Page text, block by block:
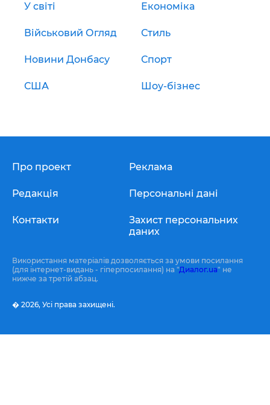
У світі Економіка
Військовий Огляд Стиль
Новини Донбасу Спорт
США Шоу-бізнес
Про проект
Редакція
Контакти
Реклама
Персональні дані
Захист персональних
даних
Використання матеріалів дозволяється за умови посилання
(для інтернет-видань - гіперпосилання) на "Диалог.ua" не
нижче за третій абзац.
� 2026, Усі права захищені.